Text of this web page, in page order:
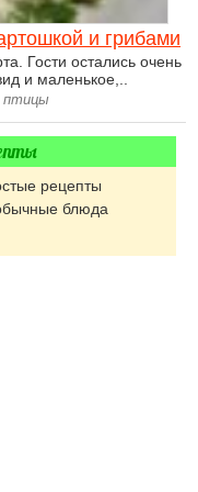
и грибами
Гости остались очень
и маленькое,..
птицы
рецепты
блюда